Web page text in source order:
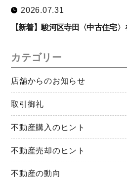
2026.07.31
【新着】駿河区寺田〈中古住宅
カテゴリー
店舗からのお知らせ
取引御礼
不動産購入のヒント
不動産売却のヒント
不動産の動向